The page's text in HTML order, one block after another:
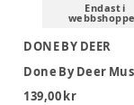
Endast i
DONE BY DEER
139,00 kr